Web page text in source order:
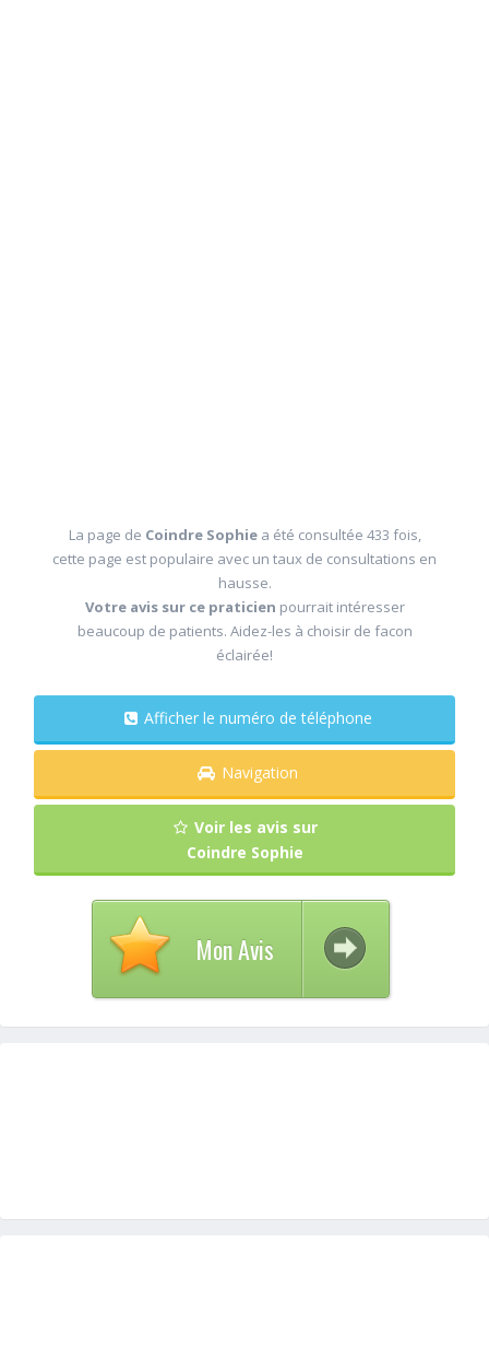
La page de Coindre Sophie a été consultée 433 fois,
cette page est populaire avec un taux de consultations en
hausse.
Votre avis sur ce praticien pourrait intéresser
beaucoup de patients. Aidez-les à choisir de facon
éclairée!
Afficher le numéro de téléphone
Navigation
Voir les avis sur
Coindre Sophie
Mon Avis